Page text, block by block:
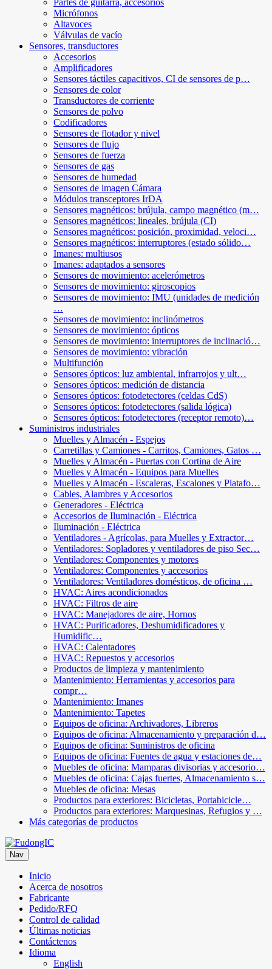
Partes de guitarra, accesorios
Micrófonos
Altavoces
Válvulas de vacío
Sensores, transductores
Accesorios
Amplificadores
Sensores táctiles capacitivos, CI de sensores de p…
Sensores de color
Transductores de corriente
Sensores de polvo
Codificadores
Sensores de flotador y nivel
Sensores de flujo
Sensores de fuerza
Sensores de gas
Sensores de humedad
Sensores de imagen Cámara
Módulos transceptores IrDA
Sensores magnéticos: brújula, campo magnético (m…
Sensores magnéticos: lineales, brújula (CI)
Sensores magnéticos: posición, proximidad, veloci…
Sensores magnéticos: interruptores (estado sólido…
Imanes: multiusos
Imanes: adaptados a sensores
Sensores de movimiento: acelerómetros
Sensores de movimiento: giroscopios
Sensores de movimiento: IMU (unidades de medición
…
Sensores de movimiento: inclinómetros
Sensores de movimiento: ópticos
Sensores de movimiento: interruptores de inclinació…
Sensores de movimiento: vibración
Multifunción
Sensores ópticos: luz ambiental, infrarrojos y ult…
Sensores ópticos: medición de distancia
Sensores ópticos: fotodetectores (celdas CdS)
Sensores ópticos: fotodetectores (salida lógica)
Sensores ópticos: fotodetectores (receptor remoto)…
Suministros industriales
Muelles y Almacén - Espejos
Carretillas y Camiones - Carritos, Camiones, Gatos …
Muelles y Almacén - Puertas con Cortina de Aire
Muelles y Almacén - Equipos para Muelles
Muelles y Almacén - Escaleras, Escalones y Platafo…
Cables, Alambres y Accesorios
Generadores - Eléctrica
Accesorios de Iluminación - Eléctrica
Iluminación - Eléctrica
Ventiladores - Agrícolas, para Muelles y Extractor…
Ventiladores: Sopladores y ventiladores de piso Sec…
Ventiladores: Componentes y motores
Ventiladores: Componentes y accesorios
Ventiladores: Ventiladores domésticos, de oficina …
HVAC: Aires acondicionados
HVAC: Filtros de aire
HVAC: Manejadores de aire, Hornos
HVAC: Purificadores, Deshumidificadores y
Humidific…
HVAC: Calentadores
HVAC: Repuestos y accesorios
Productos de limpieza y mantenimiento
Mantenimiento: Herramientas y accesorios para
compr…
Mantenimiento: Imanes
Mantenimiento: Tapetes
Equipos de oficina: Archivadores, Libreros
Equipos de oficina: Almacenamiento y preparación d…
Equipos de oficina: Suministros de oficina
Equipos de oficina: Fuentes de agua y estaciones de…
Muebles de oficina: Mamparas divisorias y accesorio…
Muebles de oficina: Cajas fuertes, Almacenamiento s…
Muebles de oficina: Mesas
Productos para exteriores: Bicicletas, Portabicicle…
Productos para exteriores: Marquesinas, Refugios y …
Más categorías de productos
Nav
Inicio
Acerca de nosotros
Fabricante
Pedido/RFQ
Control de calidad
Últimas noticias
Contáctenos
Idioma
English